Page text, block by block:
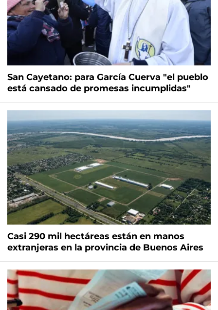
San Cayetano: para García Cuerva "el pueblo
está cansado de promesas incumplidas"
Casi 290 mil hectáreas están en manos
extranjeras en la provincia de Buenos Aires